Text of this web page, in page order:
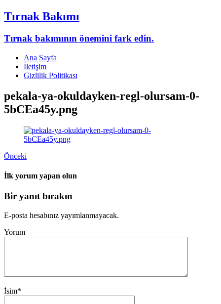
Tırnak Bakımı
Tırnak bakımının önemini fark edin.
Ana Sayfa
İletişim
Gizlilik Politikası
pekala-ya-okuldayken-regl-olursam-0-
5bCEa45y.png
Önceki
İlk yorum yapan olun
Bir yanıt bırakın
E-posta hesabınız yayımlanmayacak.
Yorum
İsim*